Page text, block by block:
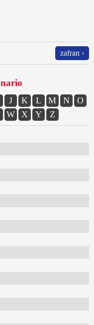
zafran ›
J K L M N
O
W X Y Z